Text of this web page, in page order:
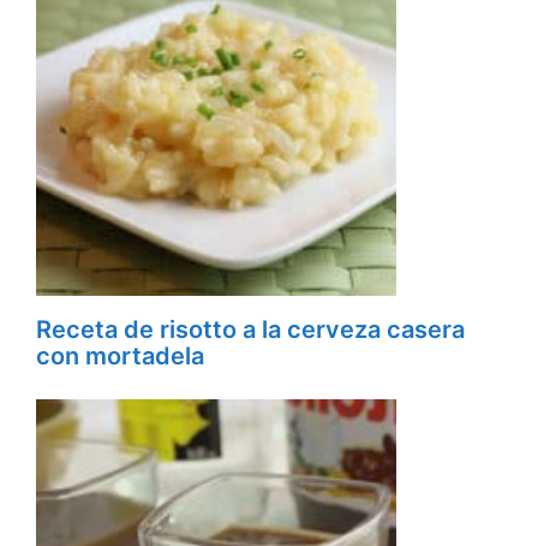
Receta de risotto a la cerveza casera
con mortadela